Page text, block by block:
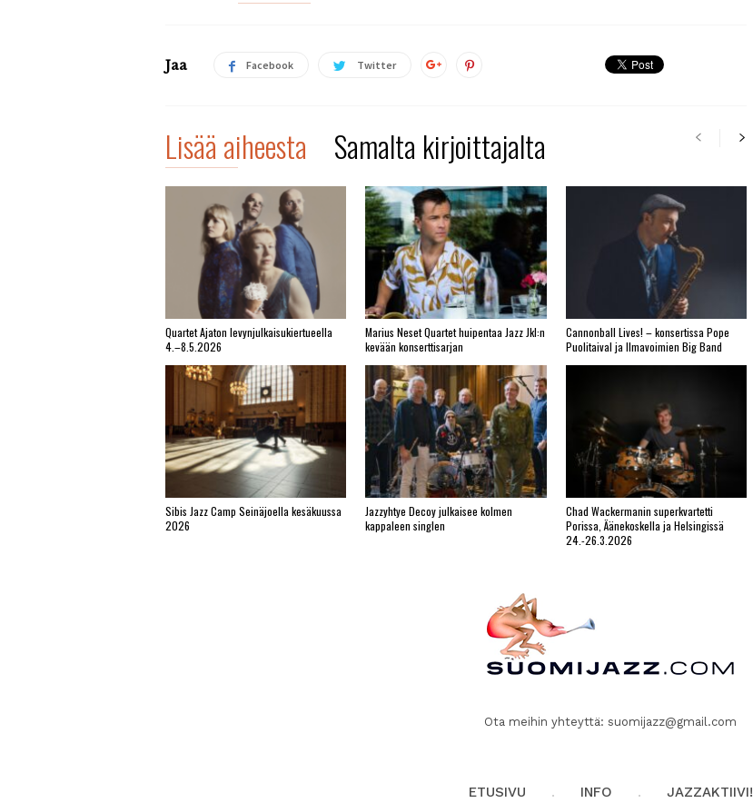
Jaa Facebook Twitter
Lisää aiheesta Samalta kirjoittajalta
Quartet Ajaton levynjulkaisukiertueella
4.–8.5.2026
Marius Neset Quartet huipentaa Jazz Jkl:n
kevään konserttisarjan
Cannonball Lives! – konsertissa Pope
Puolitaival ja Ilmavoimien Big Band
Sibis Jazz Camp Seinäjoella kesäkuussa
2026
Jazzyhtye Decoy julkaisee kolmen
kappaleen singlen
Chad Wackermanin superkvartetti
Porissa, Äänekoskella ja Helsingissä
24.-26.3.2026
Ota meihin yhteyttä: suomijazz@gmail.com
ETUSIVU INFO JAZZAKTIIVI!